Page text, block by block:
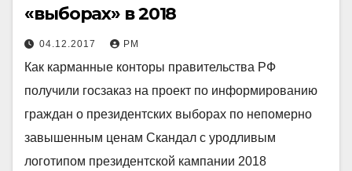
«выборах» в 2018
04.12.2017 РМ
Как карманные конторы правительства РФ
получили госзаказ на проект по информированию
граждан о президентских выборах по непомерно
завышенным ценам Скандал с уродливым
логотипом президентской кампании 2018